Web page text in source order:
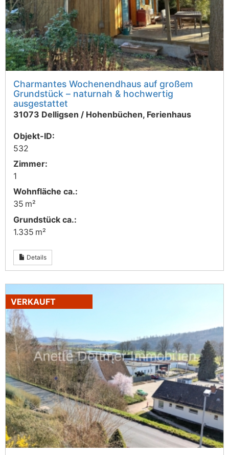
Charmantes Wochenendhaus auf großem
Grundstück – naturnah & hochwertig
ausgestattet
31073 Delligsen / Hohenbüchen, Ferienhaus
Objekt-ID:
532
Zimmer:
1
Wohnfläche ca.:
35 m²
Grund­stück ca.:
1.335 m²
Details
VERKAUFT